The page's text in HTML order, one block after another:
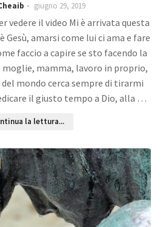
giugno 29, 2019
vedere il video Mi è arrivata questa
Gesù, amarsi come lui ci ama e fare
faccio a capire se sto facendo la
moglie, mamma, lavoro in proprio,
mondo cerca sempre di tirarmi
il giusto tempo a Dio, alla …
la lettura...